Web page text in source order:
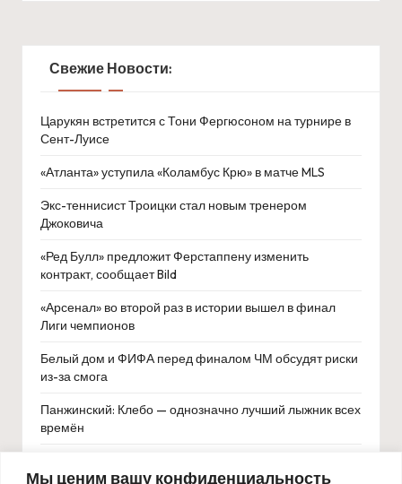
Мы ценим вашу конфиденциальность
Свежие Новости:
Царукян встретится с Тони Фергюсоном на турнире в
Сент-Луисе
«Атланта» уступила «Коламбус Крю» в матче MLS
Экс-теннисист Троицки стал новым тренером
Джоковича
«Ред Булл» предложит Ферстаппену изменить
контракт, сообщает Bild
«Арсенал» во второй раз в истории вышел в финал
Лиги чемпионов
Белый дом и ФИФА перед финалом ЧМ обсудят риски
из-за смога
Панжинский: Клебо — однозначно лучший лыжник всех
времён
«Локомотива» в мае